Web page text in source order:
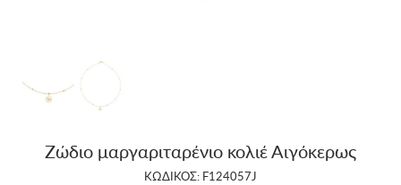
Zώδιο μαργαριταρένιο κολιέ Αιγόκερως
ΚΩΔΙΚΟΣ: F124057J